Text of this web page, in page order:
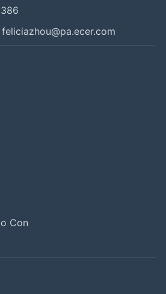
feliciazhou@pa.ecer.com
Con